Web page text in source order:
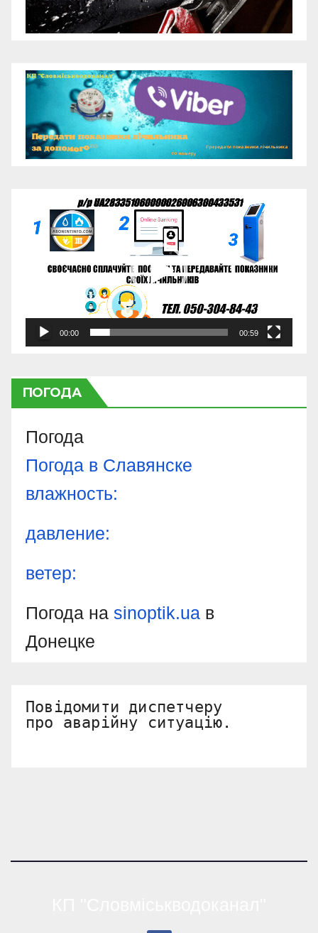
Відеопрогравач
00:00 00:59
ПОГОДА
Погода
Погода в Славянске
влажность:
давление:
ветер:
Погода на sinoptik.ua в
Донецке
Повідомити диспетчеру
про аварійну ситуацію.